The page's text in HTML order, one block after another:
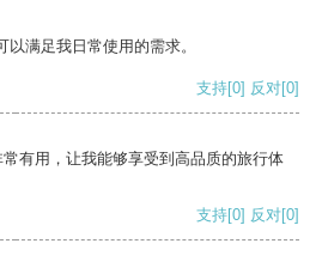
满足我日常使用的需求。
支持[0] 反对[0]
有用，让我能够享受到高品质的旅行体
支持[0] 反对[0]